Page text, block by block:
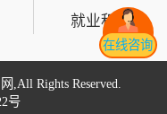
在线咨询
就业积分
,All Rights Reserved.
号